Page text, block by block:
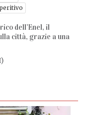
dell’Enel, il
città, grazie a una